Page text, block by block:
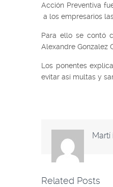
Acción Preventiva
a los empresarios
Para ello se contó
Alexandre Gonzalez
Los ponentes
evitar así multas y
Martí
Related Posts